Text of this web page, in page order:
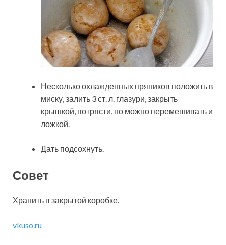
Несколько охлажденных пряников положить в
миску, залить 3 ст. л. глазури, закрыть
крышкой, потрясти, но можно перемешивать и
ложкой.
Дать подсохнуть.
Совет
Хранить в закрытой коробке.
vkuso.ru